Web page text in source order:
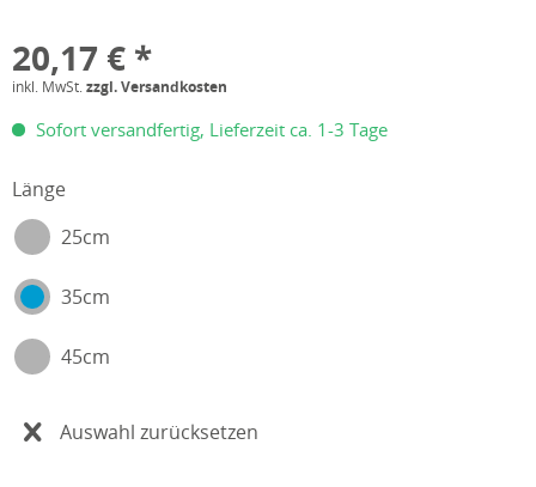
20,17 € *
inkl. MwSt.zzgl. Versandkosten
Sofort versandfertig, Lieferzeit ca. 1-3 Tage
Länge
25cm
35cm
45cm
Auswahl zurücksetzen